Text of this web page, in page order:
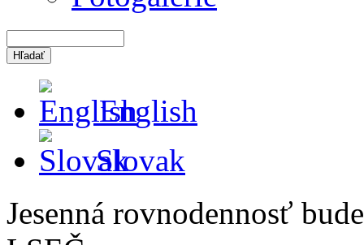
English
Slovak
Jesenná rovnodennosť